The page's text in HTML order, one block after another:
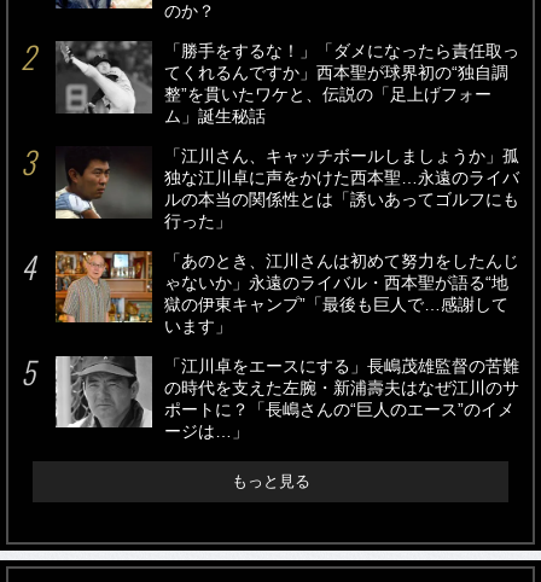
のか？
「勝手をするな！」「ダメになったら責任取っ
てくれるんですか」西本聖が球界初の“独自調
整”を貫いたワケと、伝説の「足上げフォー
ム」誕生秘話
「江川さん、キャッチボールしましょうか」孤
独な江川卓に声をかけた西本聖…永遠のライバ
ルの本当の関係性とは「誘いあってゴルフにも
行った」
「あのとき、江川さんは初めて努力をしたんじ
ゃないか」永遠のライバル・西本聖が語る“地
獄の伊東キャンプ”「最後も巨人で…感謝して
います」
「江川卓をエースにする」長嶋茂雄監督の苦難
の時代を支えた左腕・新浦壽夫はなぜ江川のサ
ポートに？「長嶋さんの“巨人のエース”のイメ
ージは…」
もっと見る